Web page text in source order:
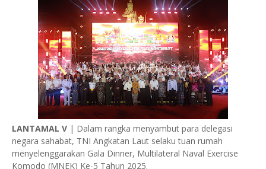
LANTAMAL V | Dalam rangka menyambut para delegasi
negara sahabat, TNI Angkatan Laut selaku tuan rumah
menyelenggarakan Gala Dinner, Multilateral Naval Exercise
Komodo (MNEK) Ke-5 Tahun 2025.